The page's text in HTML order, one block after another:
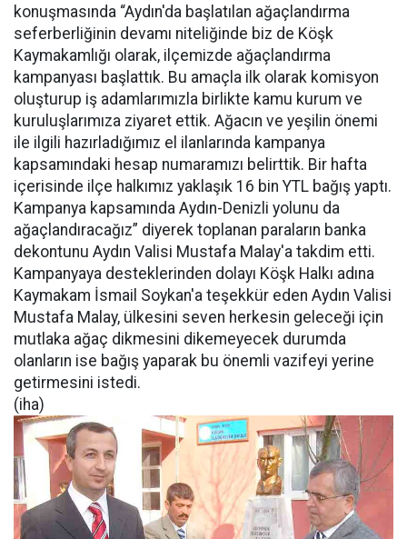
konuşmasında “Aydın'da başlatılan ağaçlandırma
seferberliğinin devamı niteliğinde biz de Köşk
Kaymakamlığı olarak, ilçemizde ağaçlandırma
kampanyası başlattık. Bu amaçla ilk olarak komisyon
oluşturup iş adamlarımızla birlikte kamu kurum ve
kuruluşlarımıza ziyaret ettik. Ağacın ve yeşilin önemi
ile ilgili hazırladığımız el ilanlarında kampanya
kapsamındaki hesap numaramızı belirttik. Bir hafta
içerisinde ilçe halkımız yaklaşık 16 bin YTL bağış yaptı.
Kampanya kapsamında Aydın-Denizli yolunu da
ağaçlandıracağız” diyerek toplanan paraların banka
dekontunu Aydın Valisi Mustafa Malay'a takdim etti.
Kampanyaya desteklerinden dolayı Köşk Halkı adına
Kaymakam İsmail Soykan'a teşekkür eden Aydın Valisi
Mustafa Malay, ülkesini seven herkesin geleceği için
mutlaka ağaç dikmesini dikemeyecek durumda
olanların ise bağış yaparak bu önemli vazifeyi yerine
getirmesini istedi.
(iha)